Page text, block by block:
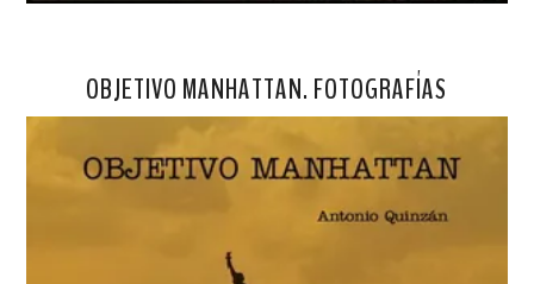
OBJETIVO MANHATTAN. FOTOGRAFÍAS